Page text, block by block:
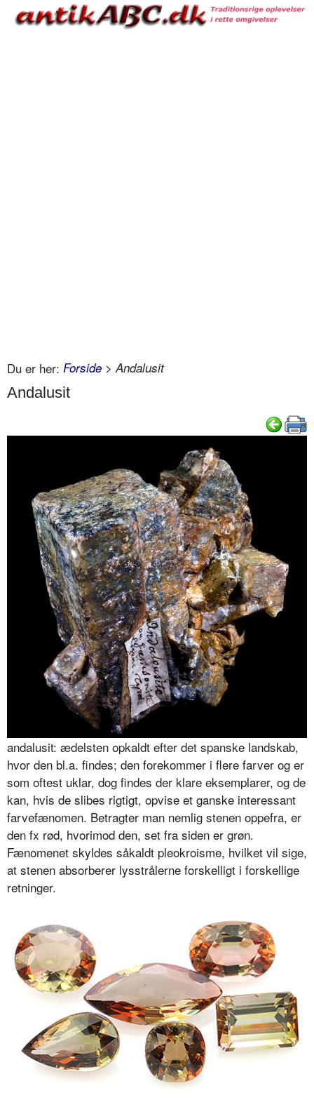
Du er her: Forside > Andalusit
Andalusit
andalusit: ædelsten opkaldt efter det spanske landskab,
hvor den bl.a. findes; den forekommer i flere farver og er
som oftest uklar, dog findes der klare eksemplarer, og de
kan, hvis de slibes rigtigt, opvise et ganske interessant
farvefænomen. Betragter man nemlig stenen oppefra, er
den fx rød, hvorimod den, set fra siden er grøn.
Fænomenet skyldes såkaldt pleokroisme, hvilket vil sige,
at stenen absorberer lysstrålerne forskelligt i forskellige
retninger.